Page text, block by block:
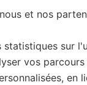
et nos
statistiques sur
vos